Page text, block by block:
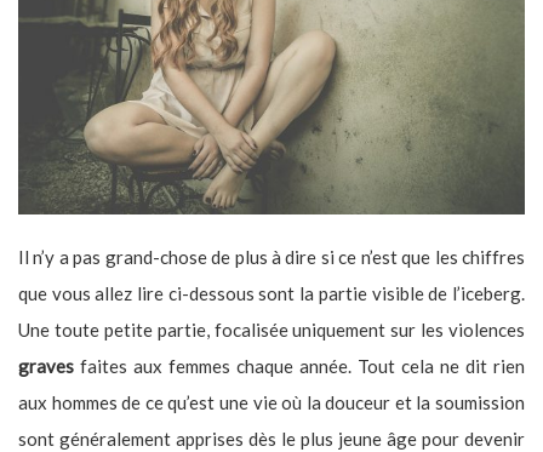
Il n’y a pas grand-chose de plus à dire si ce n’est que les chiffres
que vous allez lire ci-dessous sont la partie visible de l’iceberg.
Une toute petite partie, focalisée uniquement sur les violences
graves faites aux femmes chaque année. Tout cela ne dit rien
aux hommes de ce qu’est une vie où la douceur et la soumission
sont généralement apprises dès le plus jeune âge pour devenir